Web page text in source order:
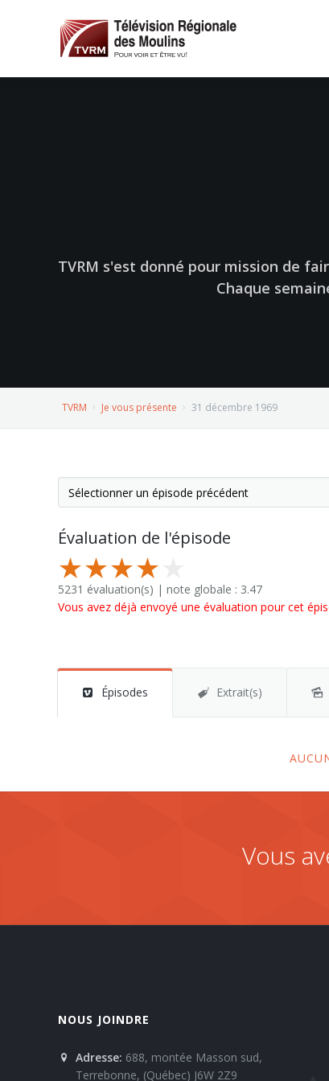
TVRM s'est donné pour mission de
Chaque
TVRM Je vous présente 31 décembre 1969
Évaluation de l'épisode
5231 évaluation(s) | note globale : 3.47
Vous avez déjà envoyé une évaluation pour cet
Épisodes Extrait(s)
Vous
NOUS JOINDRE
Adresse: 688, montée Masson sud,
Terrebonne, (Québec) J6W 2Z9